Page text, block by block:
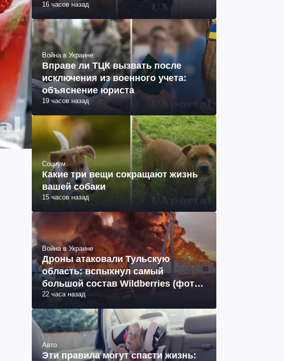
16 часов назад
Война в Украине
Вправе ли ТЦК вызвать после
исключения из военного учета:
объяснение юриста
19 часов назад
Социум
Какие три вещи сокращают жизнь
вашей собаки
15 часов назад
Война в Украине
Дроны атаковали Тульскую
область: вспыхнул самый
большой состав Wildberries (фото,
видео)
22 часа назад
Авто
Эти правила могут спасти жизнь: